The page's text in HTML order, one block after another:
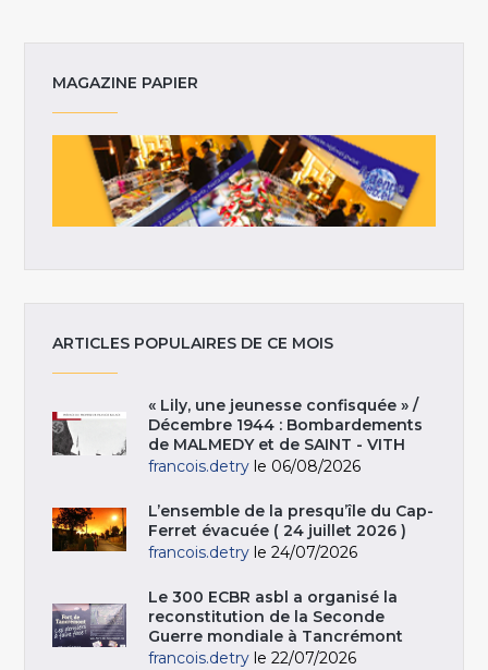
MAGAZINE PAPIER
ARTICLES POPULAIRES DE CE MOIS
« Lily, une jeunesse confisquée » /
Décembre 1944 : Bombardements
de MALMEDY et de SAINT - VITH
francois.detry le 06/08/2026
L’ensemble de la presqu’île du Cap-
Ferret évacuée ( 24 juillet 2026 )
francois.detry le 24/07/2026
Le 300 ECBR asbl a organisé la
reconstitution de la Seconde
Guerre mondiale à Tancrémont
francois.detry le 22/07/2026